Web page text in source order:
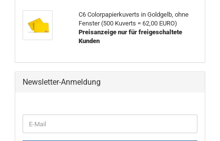
C6 Colorpapierkuverts in Goldgelb, ohne
Fenster (500 Kuverts = 62,00 EURO)
Preisanzeige nur für freigeschaltete
Kunden
Newsletter-Anmeldung
ZUR
E-
Mail